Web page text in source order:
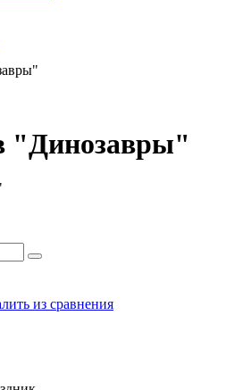
"Динозавры"
из сравнения